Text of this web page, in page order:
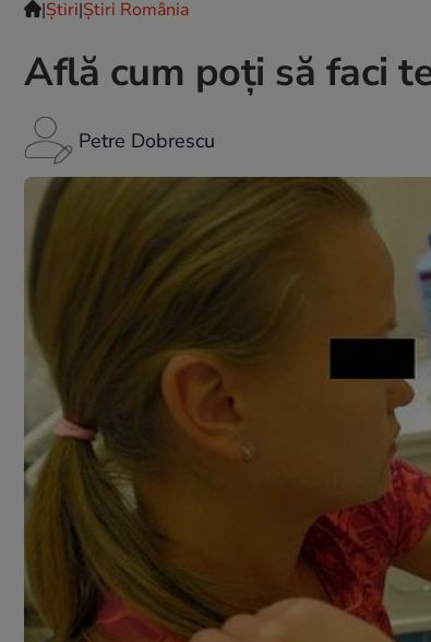
|Ştiri|Știri România
Află cum poţi să faci
Petre Dobrescu